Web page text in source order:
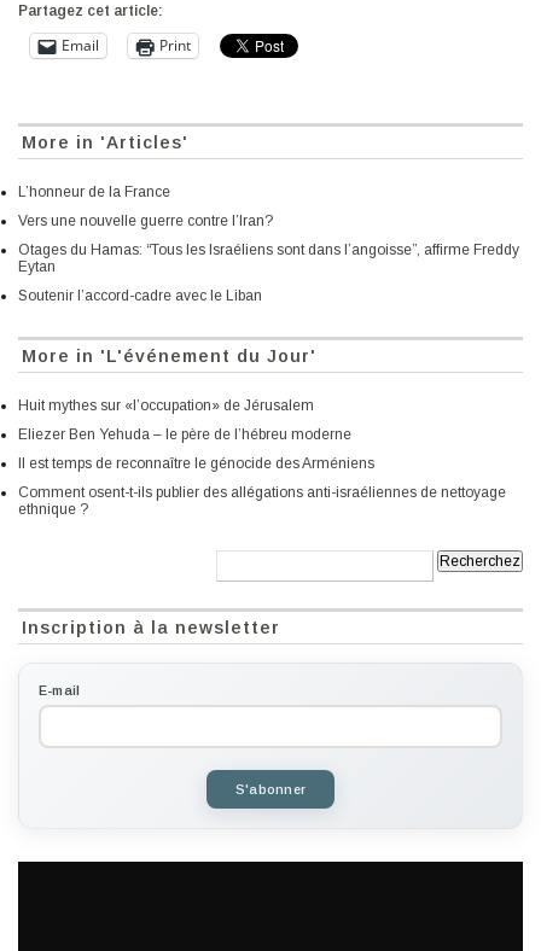
Partagez cet article:
Email Print
More in 'Articles'
L’honneur de la France
Vers une nouvelle guerre contre l’Iran?
Otages du Hamas: “Tous les Israéliens sont dans l’angoisse”, affirme Freddy
Eytan
Soutenir l’accord-cadre avec le Liban
More in 'L'événement du Jour'
Huit mythes sur «l’occupation» de Jérusalem
Eliezer Ben Yehuda – le père de l’hébreu moderne
Il est temps de reconnaître le génocide des Arméniens
Comment osent-t-ils publier des allégations anti-israéliennes de nettoyage
ethnique ?
Recherche:
Inscription à la newsletter
E-mail
S'abonner